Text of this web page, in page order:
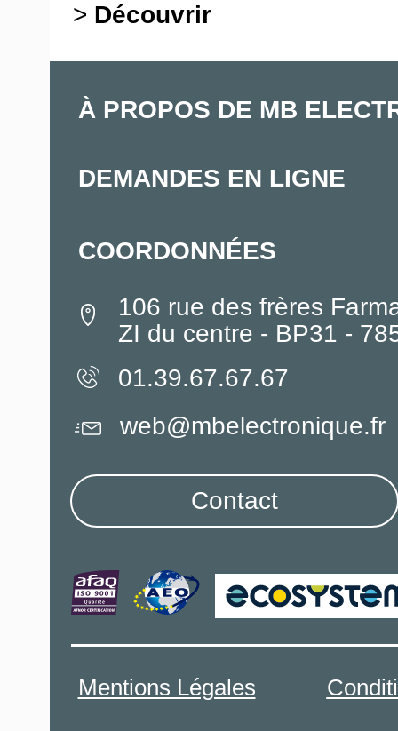
> Découvrir
À PROPOS DE MB
DEMANDES EN LIGNE
COORDONNÉES
106 rue des frères
ZI du centre - BP31 -
01.39.67.67.67
Mentions Légales
web@mbelectronique.fr
Contact